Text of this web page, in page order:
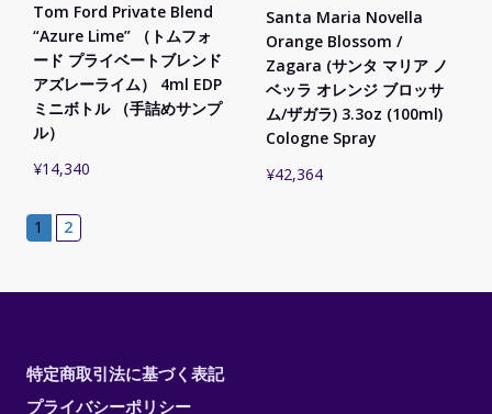
Tom Ford Private Blend
“Azure Lime” （トムフォ
ード プライベートブレンド
アズレーライム） 4ml EDP
ミニボトル （手詰めサンプ
ル）
¥14,340
Santa Maria Novella
Orange Blossom /
Zagara (サンタ マリア ノ
ベッラ オレンジ ブロッサ
ム/ザガラ) 3.3oz (100ml)
Cologne Spray
¥42,364
1 2
特定商取引法に基づく表記
プライバシーポリシー